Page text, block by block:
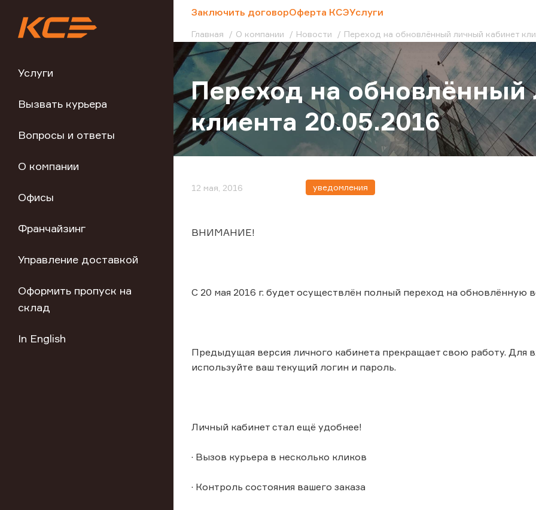
Услуги
Вызвать курьера
Вопросы и ответы
О компании
Офисы
Франчайзинг
Управление доставкой
Оформить пропуск на
склад
In English
Заключить договорОферта КСЭУслуги
Главная О компании Новости Переход на обновлённый личный кабинет
Переход на обновлённый
клиента 20.05.2016
12 мая, 2016 уведомления
ВНИМАНИЕ!
С 20 мая 2016 г. будет осуществлён полный переход на обновлённую
Предыдущая версия личного кабинета прекращает свою работу. Для
используйте ваш текущий логин и пароль.
Личный кабинет стал ещё удобнее!
· Вызов курьера в несколько кликов
· Контроль состояния вашего заказа